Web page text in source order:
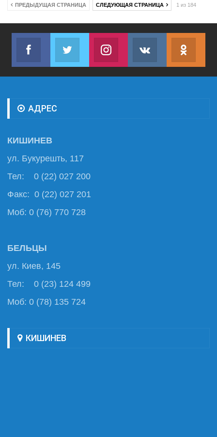
ПРЕДЫДУЩАЯ СТРАНИЦА СЛЕДУЮЩАЯ СТРАНИЦА 1 из 184
Facebook
Join us on Facebook
Twitter
Join us on TwitterJoin us on InstagramJoin us on VK
АДРЕС
КИШИНЕВ
ул. Букурешть, 117
Тел: 0 (22) 027 200
Факс: 0 (22) 027 201
Моб: 0 (76) 770 728
БЕЛЬЦЫ
ул. Киев, 145
Тел: 0 (23) 124 499
Моб: 0 (78) 135 724
КИШИНЕВ